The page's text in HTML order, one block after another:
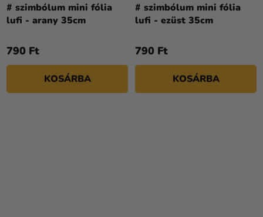
# szimbólum mini fólia
lufi - arany 35cm
790 Ft
KOSÁRBA
# szimbólum mini fólia
lufi - ezüst 35cm
790 Ft
KOSÁRBA